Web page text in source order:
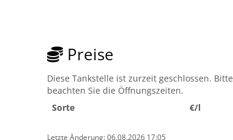
Preise
Diese Tankstelle ist zurzeit geschlossen. Bitte
beachten Sie die Öffnungszeiten.
Sorte
€/l
Letzte Änderung: 06.08.2026 17:05